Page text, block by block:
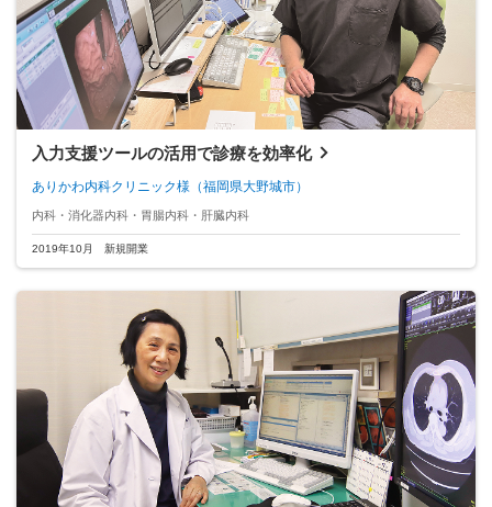
入力支援ツールの活用で診療を効率化
ありかわ内科クリニック様 （福岡県大野城市）
内科・消化器内科・胃腸内科・肝臓内科
2019年10月 新規開業